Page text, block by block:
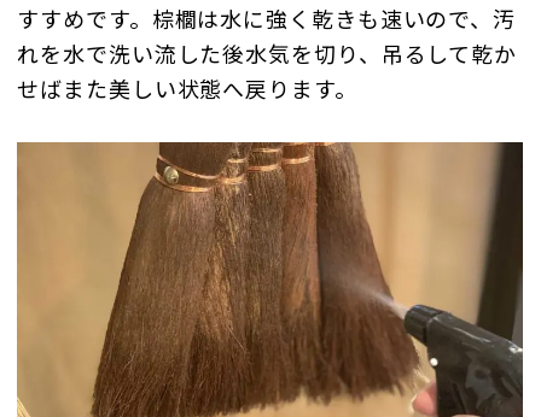
すすめです。棕櫚は水に強く乾きも速いので、汚
れを水で洗い流した後水気を切り、吊るして乾か
せばまた美しい状態へ戻ります。